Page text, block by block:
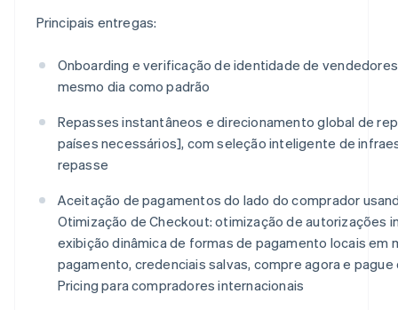
Principais entregas:
Onboarding e verificação de identidade de
mesmo dia como padrão
Repasses instantâneos e direcionamento global de
países necessários], com seleção inteligente de
repasse
Aceitação de pagamentos do lado do comprador
Otimização de Checkout: otimização de autorizações
exibição dinâmica de formas de pagamento locais em
pagamento, credenciais salvas, compre agora e
Pricing para compradores internacionais